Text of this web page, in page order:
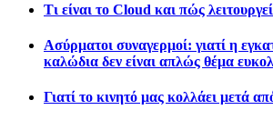
Τι είναι το Cloud και πώς λειτουργεί
Ασύρματοι συναγερμοί: γιατί η
καλώδια δεν είναι απλώς θέμα
Γιατί το κινητό μας κολλάει μετά